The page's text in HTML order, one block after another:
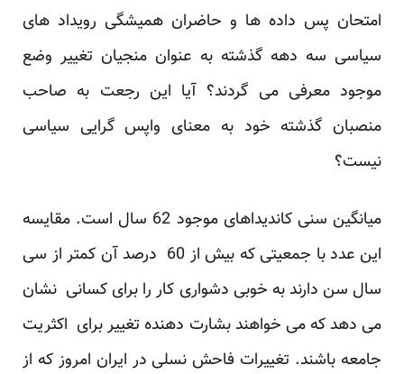
امتحان پس داده ها و حاضران همیشگی رویداد های
سیاسی سه دهه گذشته به عنوان منجیان تغییر وضع
موجود معرفی می گردند؟ آیا این رجعت به صاحب
منصبان گذشته خود به معنای واپس گرایی سیاسی
نیست؟
میانگین سنی کاندیداهای موجود 62 سال است. مقایسه
این عدد با جمعیتی که بیش از 60 درصد آن کمتر از سی
سال سن دارند به خوبی دشواری کار را برای کسانی نشان
می دهد که می خواهند بشارت دهنده تغییر برای اکثریت
جامعه باشند. تغییرات فاحش نسلی در ایران امروز که از